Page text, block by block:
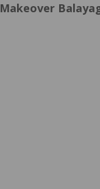
Makeover